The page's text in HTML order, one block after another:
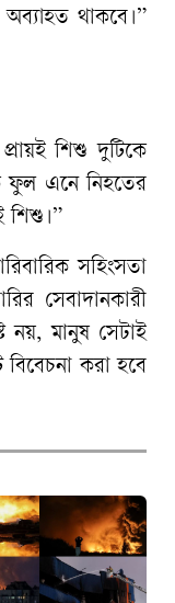
অব্যাহত থাকবে।”
প্রায়ই শিশু দুটিকে
ফুল এনে নিহতের
শিশু।”
সহিংসতা
সেবাদানকারী
নয়, মানুষ সেটাই
বিবেচনা করা হবে